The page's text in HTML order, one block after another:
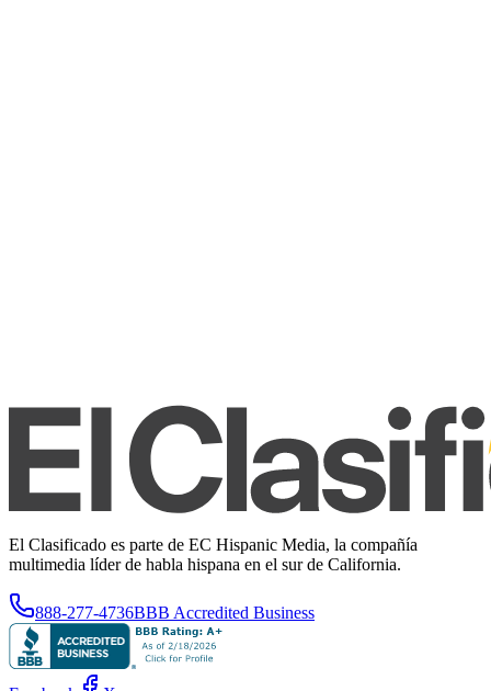
El Clasificado es parte de EC Hispanic Media, la compañía
multimedia líder de habla hispana en el sur de California.
888-277-4736BBB Accredited Business